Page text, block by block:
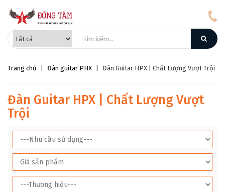
Trang chủ Đàn guitar PHX Đàn Guitar HPX | Chất Lượng Vượt Trội
Đàn Guitar HPX | Chất Lượng Vượt
Trội